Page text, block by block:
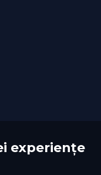
experiențe